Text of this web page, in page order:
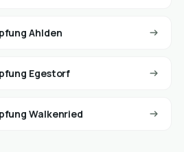
Ahlden
Egestorf
Walkenried